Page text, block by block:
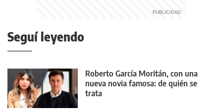
Seguí leyendo
Roberto García Moritán, con una
nueva novia famosa: de quién se
trata